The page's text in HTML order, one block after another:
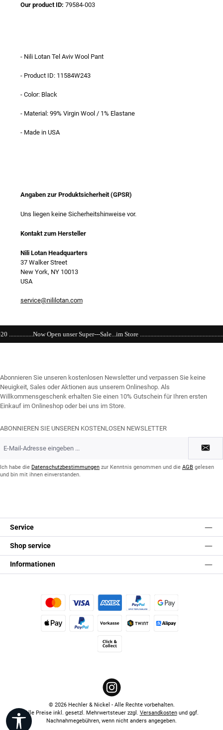
Our product ID: 79584-003
- Nili Lotan Tel Aviv Wool Pant
- Product ID: 11584W243
- Color: Black
- Material: 99% Virgin Wool / 1% Elastane
- Made in USA
Angaben zur Produktsicherheit (GPSR)
Uns liegen keine Sicherheitshinweise vor.
Kontakt zum Hersteller
Nili Lotan Headquarters
37 Walker Street
New York, NY 10013
USA
service@nililotan.com
unser Super---Sale...im Store
Abonnieren Sie unseren kostenlosen Newsletter und verpassen Sie keine
Neuigkeit, Sales oder Aktionen aus unserem Onlineshop. Als
Willkommensgeschenk erhalten Sie einen 10% Gutschein für Ihren ersten
Einkauf im Onlineshop oder bei uns im Store.
ABONNIEREN SIE UNSEREN KOSTENLOSEN NEWSLETTER
Mail-
*Ich habe die Datenschutzbestimmungen zur Kenntnis genommen und die AGB gelesen
und bin mit ihnen einverstanden.
Service
Shop service
Informationen
Kredit- oder Debitkarte Später BezahlenGoogle Pay
Vorkasse
Instagram
© 2026 Hechler & Nickel - Alle Rechte vorbehalten.
Alle Preise inkl. gesetzl. Mehrwertsteuer zzgl. Versandkostenund ggf.
Nachnahmegebühren, wenn nicht anders angegeben.
Werkzeugleiste anzeigen